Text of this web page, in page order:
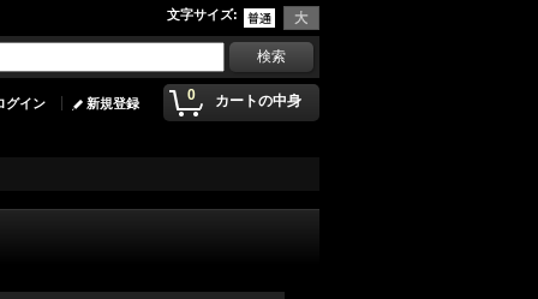
文字サイズ:
0 カートの中身
グイン 新規登録